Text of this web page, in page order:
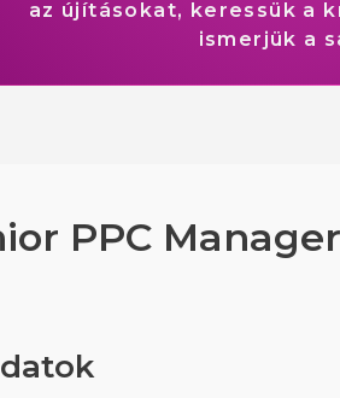
az újításokat, keressük a
ismerjük a
PPC